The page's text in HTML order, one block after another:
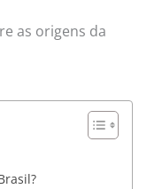
as origens da